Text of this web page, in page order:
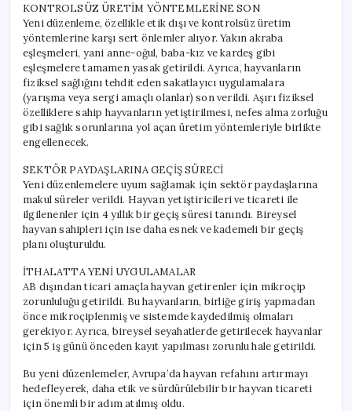
KONTROLSÜZ ÜRETİM YÖNTEMLERİNE SON
Yeni düzenleme, özellikle etik dışı ve kontrolsüz üretim
yöntemlerine karşı sert önlemler alıyor. Yakın akraba
eşleşmeleri, yani anne-oğul, baba-kız ve kardeş gibi
eşleşmelere tamamen yasak getirildi. Ayrıca, hayvanların
fiziksel sağlığını tehdit eden sakatlayıcı uygulamalara
(yarışma veya sergi amaçlı olanlar) son verildi. Aşırı fiziksel
özelliklere sahip hayvanların yetiştirilmesi, nefes alma zorluğu
gibi sağlık sorunlarına yol açan üretim yöntemleriyle birlikte
engellenecek.
SEKTÖR PAYDAŞLARINA GEÇİŞ SÜRECİ
Yeni düzenlemelere uyum sağlamak için sektör paydaşlarına
makul süreler verildi. Hayvan yetiştiricileri ve ticareti ile
ilgilenenler için 4 yıllık bir geçiş süresi tanındı. Bireysel
hayvan sahipleri için ise daha esnek ve kademeli bir geçiş
planı oluşturuldu.
İTHALATTA YENİ UYGULAMALAR
AB dışından ticari amaçla hayvan getirenler için mikroçip
zorunluluğu getirildi. Bu hayvanların, birliğe giriş yapmadan
önce mikroçiplenmiş ve sistemde kaydedilmiş olmaları
gerekiyor. Ayrıca, bireysel seyahatlerde getirilecek hayvanlar
için 5 iş günü önceden kayıt yapılması zorunlu hale getirildi.
Bu yeni düzenlemeler, Avrupa’da hayvan refahını artırmayı
hedefleyerek, daha etik ve sürdürülebilir bir hayvan ticareti
için önemli bir adım atılmış oldu.